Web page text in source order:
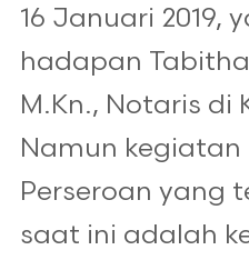
16 Januari 2019,
hadapan
M.Kn., Notaris di
Namun
Perseroan yang
saat ini adalah